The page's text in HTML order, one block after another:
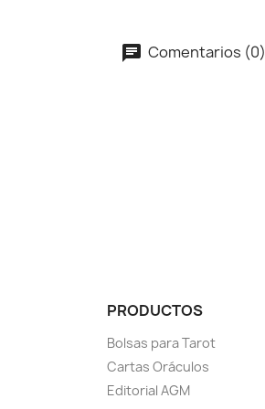
Comentarios (0)
PRODUCTOS
Bolsas para Tarot
Cartas Oráculos
Editorial AGM